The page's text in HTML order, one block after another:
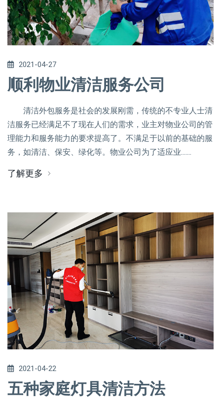
2021-04-27
顺利物业清洁服务公司
清洁外包服务是社会的发展刚需，传统的不专业人士清
洁服务已经满足不了现在人们的需求，业主对物业公司的管
理能力和服务能力的要求提高了。不满足于以前的基础的服
务，如清洁、保安、绿化等。物业公司为了适应业.......
了解更多
2021-04-22
五种家庭灯具清洁方法